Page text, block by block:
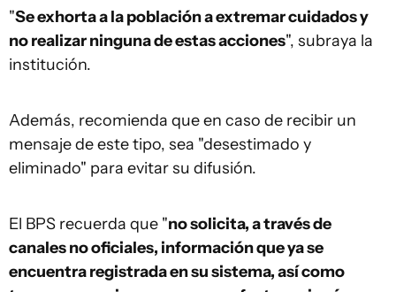
"Se exhorta a la población a extremar cuidados y
no realizar ninguna de estas acciones", subraya la
institución.
Además, recomienda que en caso de recibir un
mensaje de este tipo, sea "desestimado y
eliminado" para evitar su difusión.
El BPS recuerda que "no solicita, a través de
canales no oficiales, información que ya se
encuentra registrada en su sistema, así como